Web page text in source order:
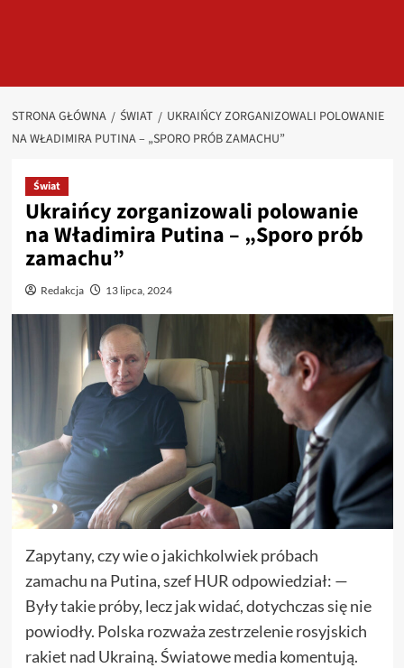
STRONA GŁÓWNA ŚWIAT
UKRAIŃCY ZORGANIZOWALI POLOWANIE
NA WŁADIMIRA PUTINA – „SPORO PRÓB ZAMACHU”
Świat
Ukraińcy zorganizowali polowanie
na Władimira Putina – „Sporo prób
zamachu”
Redakcja 13 lipca, 2024
Zapytany, czy wie o jakichkolwiek próbach
zamachu na Putina, szef HUR odpowiedział: —
Były takie próby, lecz jak widać, dotychczas się nie
powiodły. Polska rozważa zestrzelenie rosyjskich
rakiet nad Ukrainą. Światowe media komentują.